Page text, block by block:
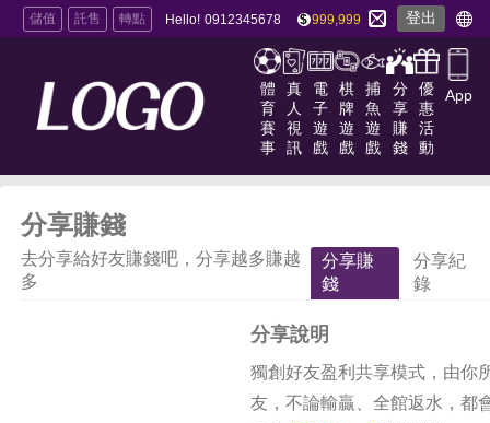
儲值 託售 轉點 Hello! 0912345678 999,999 登出
體
育
賽
事
真
人
視
訊
電
子
遊
戲
棋
牌
遊
戲
捕
魚
遊
戲
分
享
賺
錢
優
惠
活
動
App
分享賺錢
去分享給好友賺錢吧，分享越多賺越
多
分享賺
錢
分享紀
錄
分享說明
獨創好友盈利共享模式，由你
友，不論輸贏、全館返水，都